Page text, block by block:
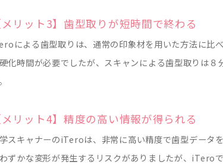
メリット3】歯型取りが短時間で終わる
による歯型取りは、通常の印象材を用いた方法に比
化時間が必要でしたが、スキャンによる歯型取りは
メリット4】精度の高い情報が得られる
スキャナーのiTeroは、非常に高い精度で歯型データ
ずかな変形が発生するリスクがありましたが、iTero